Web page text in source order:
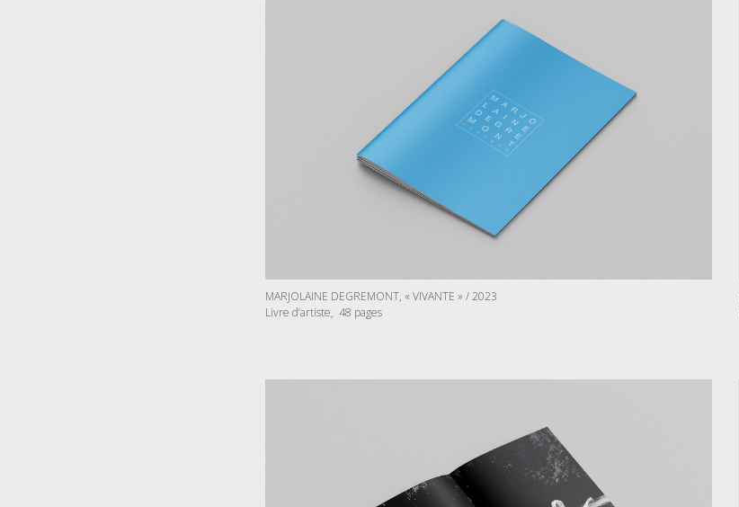
MARJOLAINE DEGREMONT, « VIVANTE » / 2023
Livre d’artiste, 48 pages